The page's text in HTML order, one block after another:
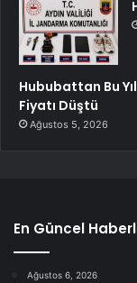
Hububattan Bu
Fiyatı Düştü
Ağustos 5, 2026
En Güncel
Ağustos 6, 2026